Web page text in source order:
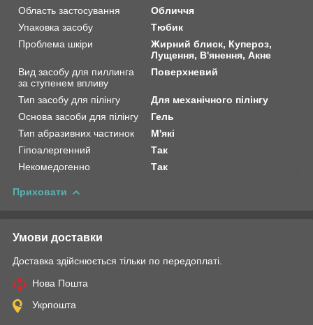
Область застосування
Обличчя
Упаковка засобу
Тюбик
Проблема шкіри
Жирний блиск, Купероз,
Лущення, В'янення, Акне
Вид засобу для пиллинга
за ступенем впливу
Поверхневий
Тип засобу для пілінгу
Для механічного пілінгу
Основа засоби для пілінгу
Гель
Тип абразивних частинок
М'які
Гіпоалергенний
Так
Некомедогенно
Так
Приховати
Умови доставки
Доставка здійснюється тільки по передоплаті.
Нова Пошта
Укрпошта